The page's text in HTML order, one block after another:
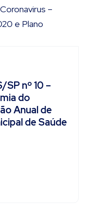
nº 10 –
do
Anual de
de Saúde